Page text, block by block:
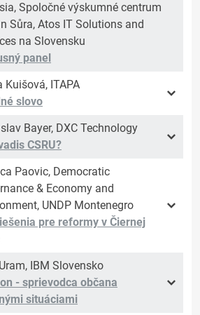
Spoločné výskumné centrum
Sůra, Atos IT Solutions and
na Slovensku
panel
Kuišová, ITAPA
slovo
Bayer, DXC Technology
CSRU?
Paovic, Democratic
& Economy and
UNDP Montenegro
pre reformy v Čiernej
IBM Slovensko
- sprievodca občana
situáciami